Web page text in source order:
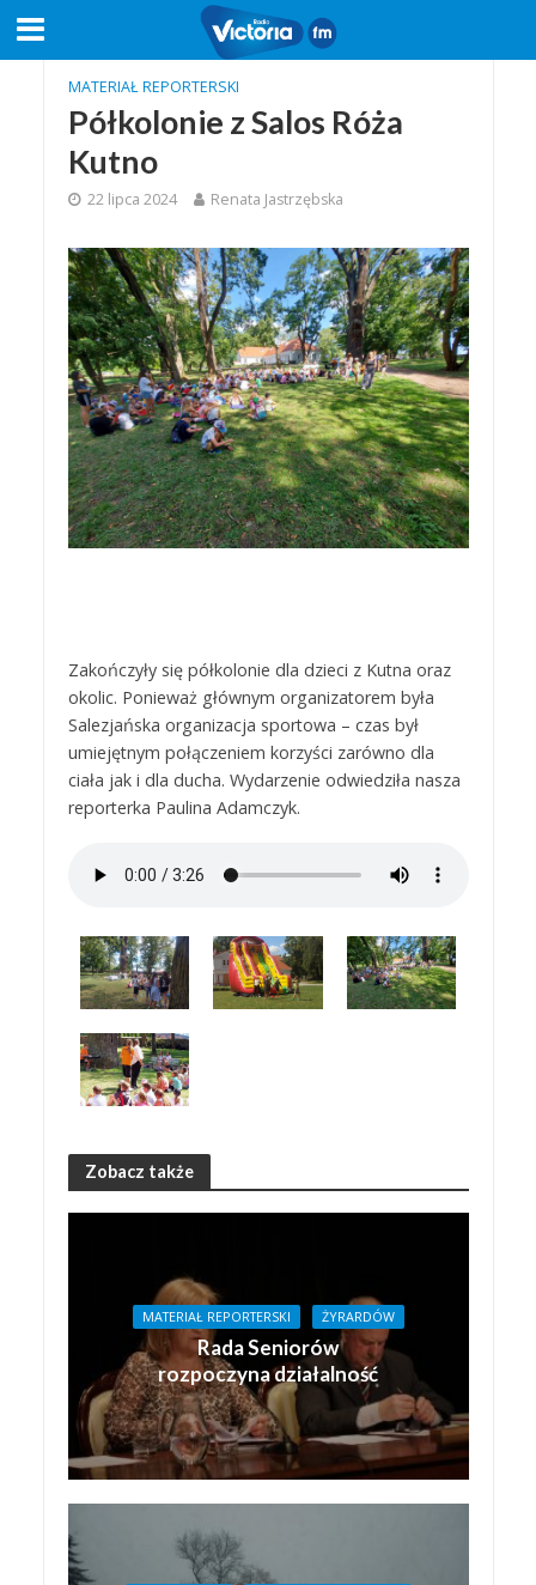
MATERIAŁ REPORTERSKI
Półkolonie z Salos Róża
Kutno
22 lipca 2024 Renata Jastrzębska
Zakończyły się półkolonie dla dzieci z Kutna oraz
okolic. Ponieważ głównym organizatorem była
Salezjańska organizacja sportowa – czas był
umiejętnym połączeniem korzyści zarówno dla
ciała jak i dla ducha. Wydarzenie odwiedziła nasza
reporterka Paulina Adamczyk.
Zobacz także
MATERIAŁ REPORTERSKI ŻYRARDÓW
Rada Seniorów
rozpoczyna działalność